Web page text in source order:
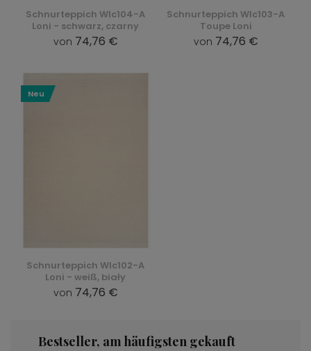
Schnurteppich Wlc104-A
Loni - schwarz, czarny
von 74,76 €
Schnurteppich Wlc103-A
Toupe Loni
von 74,76 €
Schnurteppich Wlc102-A
Loni - weiß, biały
von 74,76 €
Neu
Bestseller, am häufigsten gekauft